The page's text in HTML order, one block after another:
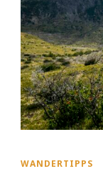
WANDERTIPPS